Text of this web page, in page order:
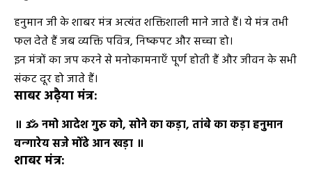
हनुमान जी के शाबर मंत्र अत्यंत शक्तिशाली माने जाते हैं। ये मंत्र तभी
फल देते हैं जब व्यक्ति पवित्र, निष्कपट और सच्चा हो।
इन मंत्रों का जप करने से मनोकामनाएँ पूर्ण होती हैं और जीवन के सभी
संकट दूर हो जाते हैं।
साबर अढ़ैया मंत्र:
॥ ॐ नमो आदेश गुरु को,सोने का कड़ा,तांबे का कड़ा हनुमान
वन्गारेय सजे मोंढे आन खड़ा ॥
शाबर मंत्र: